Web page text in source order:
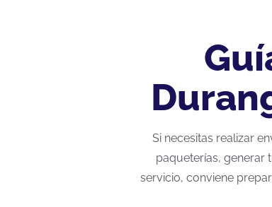
Si necesitas realizar
paqueterías, generar
servicio, conviene